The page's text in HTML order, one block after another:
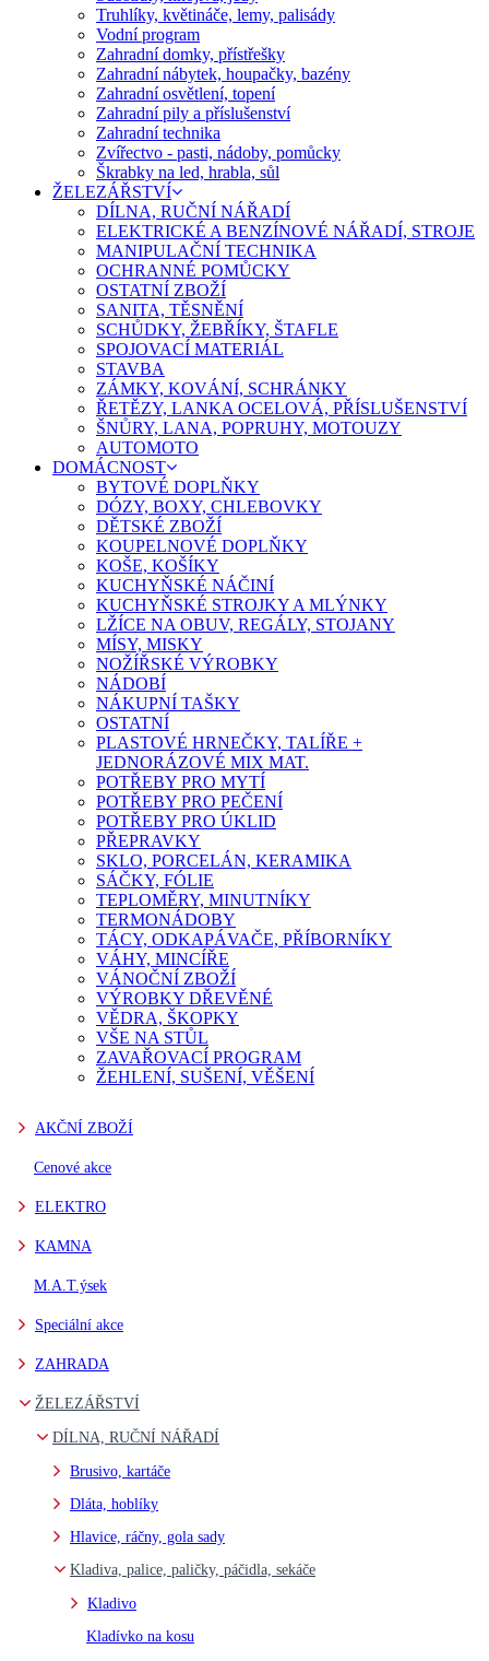
Truhlíky, květináče, lemy, palisády
Vodní program
Zahradní domky, přístřešky
Zahradní nábytek, houpačky, bazény
Zahradní osvětlení, topení
Zahradní pily a příslušenství
Zahradní technika
Zvířectvo - pasti, nádoby, pomůcky
Škrabky na led, hrabla, sůl
ŽELEZÁŘSTVÍ
DÍLNA, RUČNÍ NÁŘADÍ
ELEKTRICKÉ A BENZÍNOVÉ NÁŘADÍ, STROJE
MANIPULAČNÍ TECHNIKA
OCHRANNÉ POMŮCKY
OSTATNÍ ZBOŽÍ
SANITA, TĚSNĚNÍ
SCHŮDKY, ŽEBŘÍKY, ŠTAFLE
SPOJOVACÍ MATERIÁL
STAVBA
ZÁMKY, KOVÁNÍ, SCHRÁNKY
ŘETĚZY, LANKA OCELOVÁ, PŘÍSLUŠENSTVÍ
ŠNŮRY, LANA, POPRUHY, MOTOUZY
AUTOMOTO
DOMÁCNOST
BYTOVÉ DOPLŇKY
DÓZY, BOXY, CHLEBOVKY
DĚTSKÉ ZBOŽÍ
KOUPELNOVÉ DOPLŇKY
KOŠE, KOŠÍKY
KUCHYŇSKÉ NÁČINÍ
KUCHYŇSKÉ STROJKY A MLÝNKY
LŽÍCE NA OBUV, REGÁLY, STOJANY
MÍSY, MISKY
NOŽÍŘSKÉ VÝROBKY
NÁDOBÍ
NÁKUPNÍ TAŠKY
OSTATNÍ
PLASTOVÉ HRNEČKY, TALÍŘE +
JEDNORÁZOVÉ MIX MAT.
POTŘEBY PRO MYTÍ
POTŘEBY PRO PEČENÍ
POTŘEBY PRO ÚKLID
PŘEPRAVKY
SKLO, PORCELÁN, KERAMIKA
SÁČKY, FÓLIE
TEPLOMĚRY, MINUTNÍKY
TERMONÁDOBY
TÁCY, ODKAPÁVAČE, PŘÍBORNÍKY
VÁHY, MINCÍŘE
VÁNOČNÍ ZBOŽÍ
VÝROBKY DŘEVĚNÉ
VĚDRA, ŠKOPKY
VŠE NA STŮL
ZAVAŘOVACÍ PROGRAM
ŽEHLENÍ, SUŠENÍ, VĚŠENÍ
AKČNÍ ZBOŽÍ
Cenové akce
ELEKTRO
KAMNA
M.A.T.ýsek
Speciální akce
ZAHRADA
ŽELEZÁŘSTVÍ
DÍLNA, RUČNÍ NÁŘADÍ
Brusivo, kartáče
Dláta, hoblíky
Hlavice, ráčny, gola sady
Kladiva, palice, paličky, páčidla, sekáče
Kladivo
Kladívko na kosu